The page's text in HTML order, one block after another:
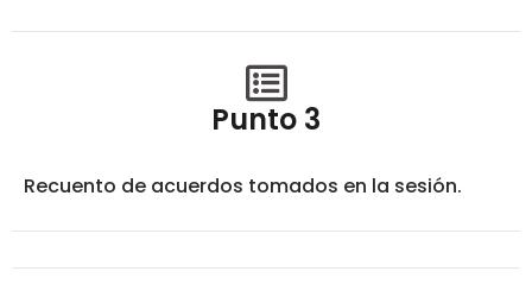
Punto 3
Recuento de acuerdos tomados en la sesión.